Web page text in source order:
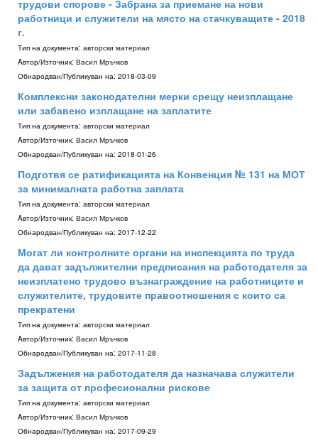
трудови спорове - Забрана за приемане на нови
работници и служители на място на стачкуващите - 2018
г.
Тип на документа: авторски материал
Aвтор/Източник: Васил Мръчков
Обнародван/Публикуван на: 2018-03-09
Комплексни законодателни мерки срещу неизплащане
или забавено изплащане на заплатите
Тип на документа: авторски материал
Aвтор/Източник: Васил Мръчков
Обнародван/Публикуван на: 2018-01-26
Подготвя се ратификацията на Конвенция № 131 на МОТ
за минималната работна заплата
Тип на документа: авторски материал
Aвтор/Източник: Васил Мръчков
Обнародван/Публикуван на: 2017-12-22
Могат ли контролните органи на инспекцията по труда
да дават задължителни предписания на работодателя за
неизплатено трудово възнаграждение на работниците и
служителите, трудовите правоотношения с които са
прекратени
Тип на документа: авторски материал
Aвтор/Източник: Васил Мръчков
Обнародван/Публикуван на: 2017-11-28
Задължения на работодателя да назначава служители
за защита от професионални рискове
Тип на документа: авторски материал
Aвтор/Източник: Васил Мръчков
Обнародван/Публикуван на: 2017-09-29